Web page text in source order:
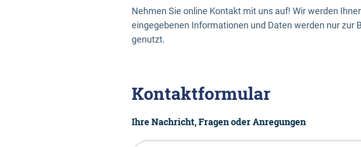
Nehmen Sie online Kontakt mit uns auf! Wir werden
eingegebenen Informationen und Daten werden nur zur
genutzt.
Kontaktformular
Ihre Nachricht, Fragen oder Anregungen